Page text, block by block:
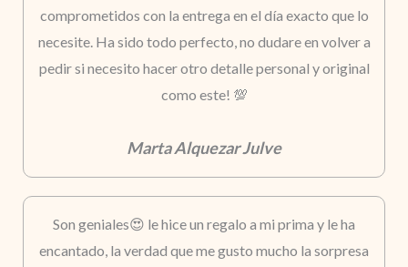
comprometidos con la entrega en el día exacto que lo
necesite. Ha sido todo perfecto, no dudare en volver a
pedir si necesito hacer otro detalle personal y original
como este! 💯
Marta Alquezar Julve
Son geniales😍 le hice un regalo a mi prima y le ha
encantado, la verdad que me gusto mucho la sorpresa